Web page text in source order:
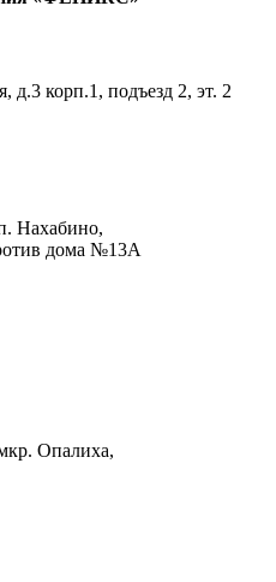
д.3 корп.1, подъезд 2, эт. 2
Нахабино,
дома №13А
Опалиха,